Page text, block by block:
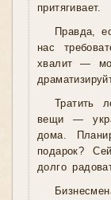
притягивает.
Правда,
нас
хвалит —
Тратить
вещи —
дома.
подарок?
долго